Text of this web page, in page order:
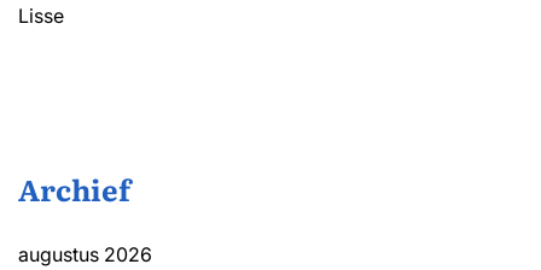
Lisse
Archief
augustus 2026